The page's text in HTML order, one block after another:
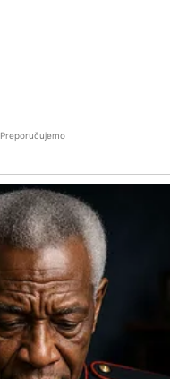
Preporučujemo